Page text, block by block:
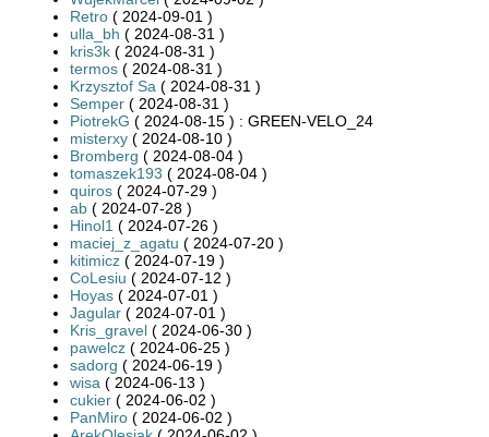
Retro ( 2024-09-01 )
ulla_bh ( 2024-08-31 )
kris3k ( 2024-08-31 )
termos ( 2024-08-31 )
Krzysztof Sa ( 2024-08-31 )
Semper ( 2024-08-31 )
PiotrekG ( 2024-08-15 ) : GREEN-VELO_24
misterxy ( 2024-08-10 )
Bromberg ( 2024-08-04 )
tomaszek193 ( 2024-08-04 )
quiros ( 2024-07-29 )
ab ( 2024-07-28 )
Hinol1 ( 2024-07-26 )
maciej_z_agatu ( 2024-07-20 )
kitimicz ( 2024-07-19 )
CoLesiu ( 2024-07-12 )
Hoyas ( 2024-07-01 )
Jagular ( 2024-07-01 )
Kris_gravel ( 2024-06-30 )
pawelcz ( 2024-06-25 )
sadorg ( 2024-06-19 )
wisa ( 2024-06-13 )
cukier ( 2024-06-02 )
PanMiro ( 2024-06-02 )